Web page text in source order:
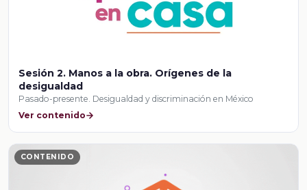
Sesión 2. Manos a la obra. Orígenes de la
desigualdad
Pasado-presente. Desigualdad y discriminación en México
Ver contenido
CONTENIDO